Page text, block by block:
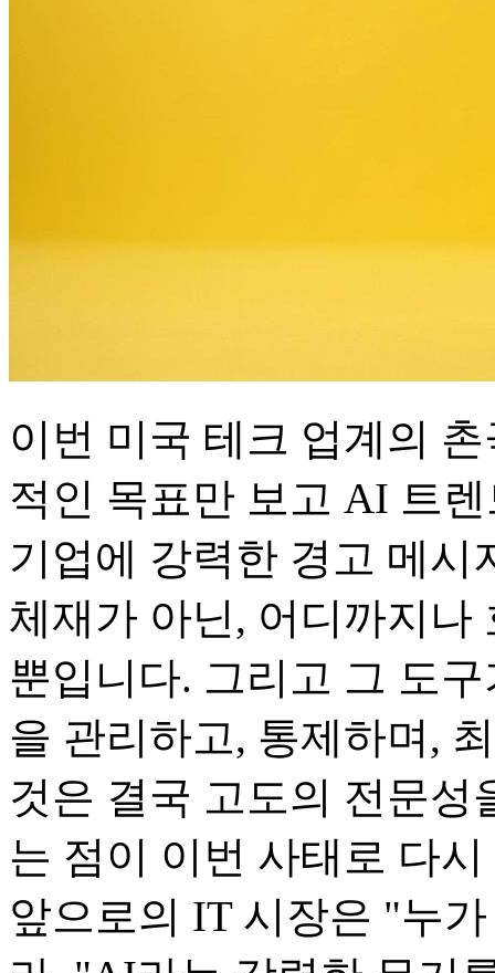
이번 미국 테크 업계의
적인 목표만 보고 AI 트
기업에 강력한 경고 메
체재가 아닌, 어디까지나
뿐입니다. 그리고 그 도
을 관리하고, 통제하며,
것은 결국 고도의 전문성
는 점이 이번 사태로 다
앞으로의 IT 시장은 "누